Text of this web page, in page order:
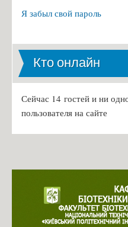
Я забыл свой пароль
Кто онлайн
Сейчас 14 гостей и ни
пользователя на сайте